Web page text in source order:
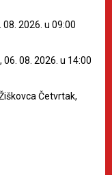
2026. u 09:00
08. 2026. u 14:00
Četvrtak,